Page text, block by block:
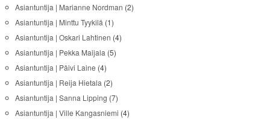
Asiantuntija | Marianne Nordman (2)
Asiantuntija | Minttu Tyykilä (1)
Asiantuntija | Oskari Lahtinen (4)
Asiantuntija | Pekka Maijala (5)
Asiantuntija | Päivi Laine (4)
Asiantuntija | Reija Hietala (2)
Asiantuntija | Sanna Lipping (7)
Asiantuntija | Ville Kangasniemi (4)